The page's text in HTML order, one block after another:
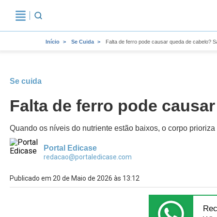
Início Se Cuida Falta de ferro pode causar queda de cabelo?
Se cuida
Falta de ferro pode
Quando os níveis do nutriente estão baixos, o corpo
Portal Edicase
redacao@portaledicase.com
Publicado em 20 de Maio de 2026 às 13:12